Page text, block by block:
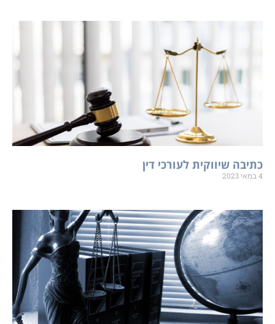
כתיבה שיווקית לעורכי דין
4 במאי 2023